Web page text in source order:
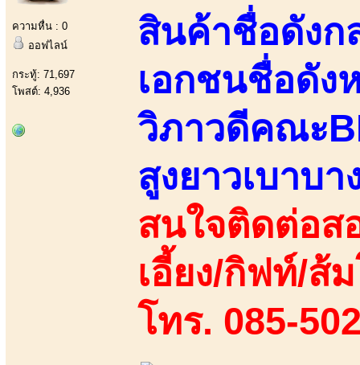
ความหื่น : 0
ออฟไลน์
กระทู้: 71,697
โพสต์: 4,936
สินค้าชื่อดังก
เอกชนชื่อดัง
วิภาวดีคณะ
สูงยาวเบาบ
สนใจติดต่อส
เอี้ยง/กิฟท์/ส้
โทร. 085-